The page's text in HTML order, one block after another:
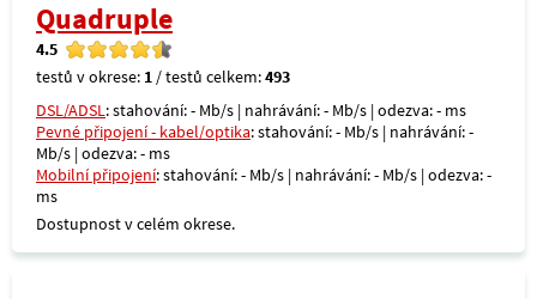
Quadruple
4.5
testů v okrese: 1 / testů celkem:493
DSL/ADSL: stahování: - Mb/s | nahrávání: - Mb/s | odezva: - ms
Pevné připojení - kabel/optika: stahování: - Mb/s | nahrávání: -
Mb/s | odezva: - ms
Mobilní připojení: stahování: - Mb/s | nahrávání: - Mb/s | odezva: -
ms
Dostupnost v celém okrese.